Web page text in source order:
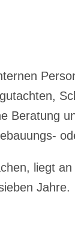
Beratung
liegt
Jahre.